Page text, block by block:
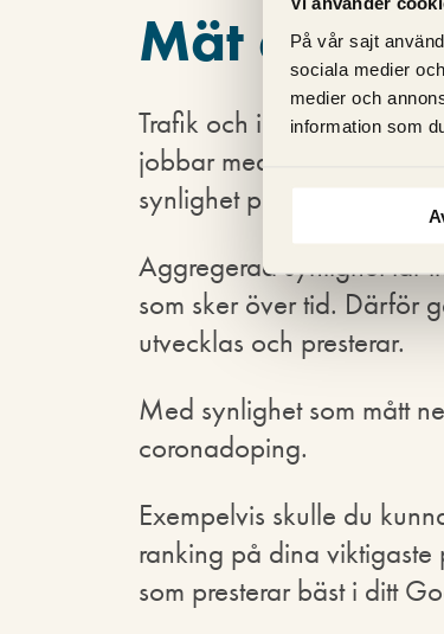
På vår sajt
sociala medier
medier och
information som
Mät
Trafik och intäkt bör inte
jobbar med SEO. Det är
synlighet på Google på
Aggregerad synlighet tar
som sker över tid. Därför
utvecklas och presterar.
Med synlighet som mått
coronadoping.
Exempelvis skulle du
ranking på dina
som presterar bäst i ditt